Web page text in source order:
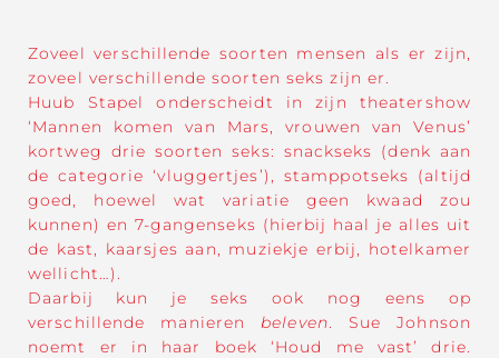
Zoveel verschillende soorten mensen als er zijn,
zoveel verschillende soorten seks zijn er.
Huub Stapel onderscheidt in zijn theatershow
‘Mannen komen van Mars, vrouwen van Venus’
kortweg drie soorten seks: snackseks (denk aan
de categorie ‘vluggertjes’), stamppotseks (altijd
goed, hoewel wat variatie geen kwaad zou
kunnen) en 7-gangenseks (hierbij haal je alles uit
de kast, kaarsjes aan, muziekje erbij, hotelkamer
wellicht…).
Daarbij kun je seks ook nog eens op
verschillende manierenbeleven. Sue Johnson
noemt er in haar boek ‘Houd me vast’ drie.